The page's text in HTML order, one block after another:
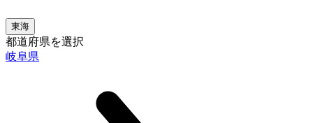
東海
都道府県を選択
岐阜県